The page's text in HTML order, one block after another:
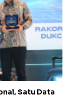
Satu Data